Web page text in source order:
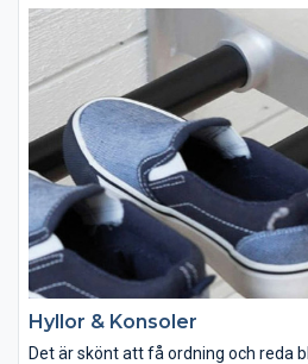
Hyllor & Konsoler
Det är skönt att få ordning och reda